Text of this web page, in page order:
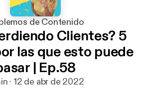
de Contenido
Clientes? 5
las que esto puede
| Ep.58
· 12 de abr de 2022